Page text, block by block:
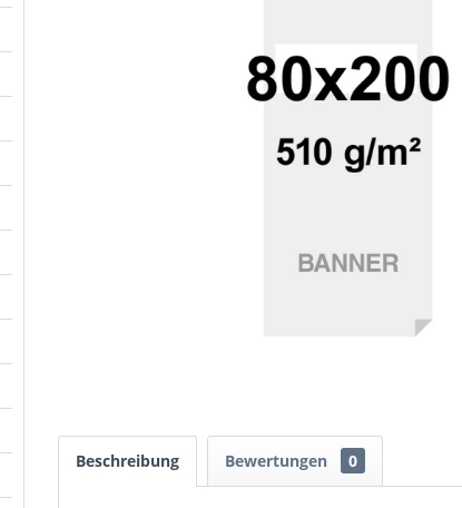
Beschreibung Bewertungen 0